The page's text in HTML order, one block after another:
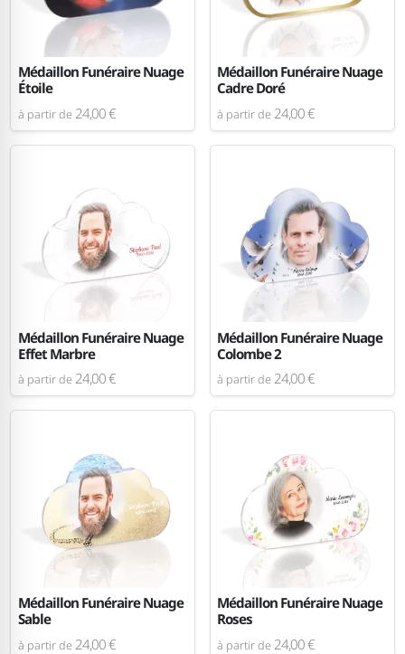
Médaillon Funéraire Nuage
Étoile
à partir de 24,00 €
Médaillon Funéraire Nuage
Cadre Doré
à partir de 24,00 €
Médaillon Funéraire Nuage
Effet Marbre
à partir de 24,00 €
Médaillon Funéraire Nuage
Colombe 2
à partir de 24,00 €
Médaillon Funéraire Nuage
Sable
à partir de 24,00 €
Médaillon Funéraire Nuage
Roses
à partir de 24,00 €